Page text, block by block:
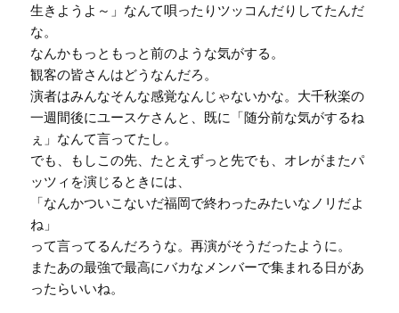
生きようよ～」なんて唄ったりツッコんだりしてたんだ
な。
なんかもっともっと前のような気がする。
観客の皆さんはどうなんだろ。
演者はみんなそんな感覚なんじゃないかな。大千秋楽の
一週間後にユースケさんと、既に「随分前な気がするね
ぇ」なんて言ってたし。
でも、もしこの先、たとえずっと先でも、オレがまたパ
ッツィを演じるときには、
「なんかついこないだ福岡で終わったみたいなノリだよ
ね」
って言ってるんだろうな。再演がそうだったように。
またあの最強で最高にバカなメンバーで集まれる日があ
ったらいいね。